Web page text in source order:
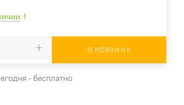
: 1
В КОРЗИНУ
- бесплатно